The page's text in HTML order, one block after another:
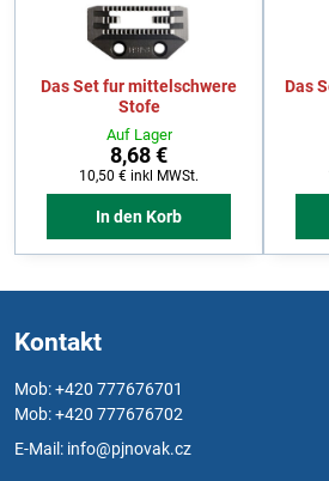
Das Set fur mittelschwere
Stofe
Auf Lager
8,68 €
10,50 € inkl MWSt.
In den Korb
Das
Kontakt
Mob: +420 777676701
Mob: +420 777676702
E-Mail: info@pjnovak.cz